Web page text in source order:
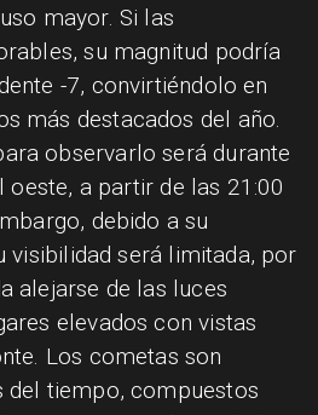
mayor. Si las
su magnitud podría
-7, convirtiéndolo en
más destacados del año.
observarlo será durante
oeste, a partir de las 21:00
debido a su
visibilidad será limitada, por
alejarse de las luces
elevados con vistas
Los cometas son
del tiempo, compuestos